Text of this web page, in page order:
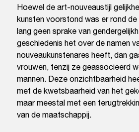
Hoewel de art-nouveaustijl
kunsten voorstond was er rond de
lang geen sprake van
geschiedenis het over de namen
nouveaukunstenares heeft, dan
vrouwen, tenzij ze geassocieerd
mannen. Deze onzichtbaarheid
met de kwetsbaarheid van het
maar meestal met een
van de maatschappij.